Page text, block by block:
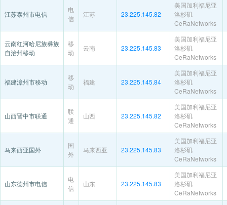
江苏泰州市电信
电
信
江苏 23.225.145.82
美国加利福尼亚
洛杉矶
CeRaNetworks
云南红河哈尼族彝族
自治州移动
移
动
云南 23.225.145.83
美国加利福尼亚
洛杉矶
CeRaNetworks
福建漳州市移动
移
动
福建 23.225.145.84
美国加利福尼亚
洛杉矶
CeRaNetworks
山西晋中市联通
联
通
山西 23.225.145.82
美国加利福尼亚
洛杉矶
CeRaNetworks
马来西亚国外
国
外
马来西亚 23.225.145.83
美国加利福尼亚
洛杉矶
CeRaNetworks
山东德州市电信
电
信
山东 23.225.145.83
美国加利福尼亚
洛杉矶
CeRaNetworks